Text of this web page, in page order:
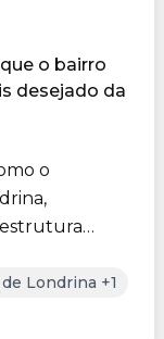
o bairro
desejado da
o
Londrina +1